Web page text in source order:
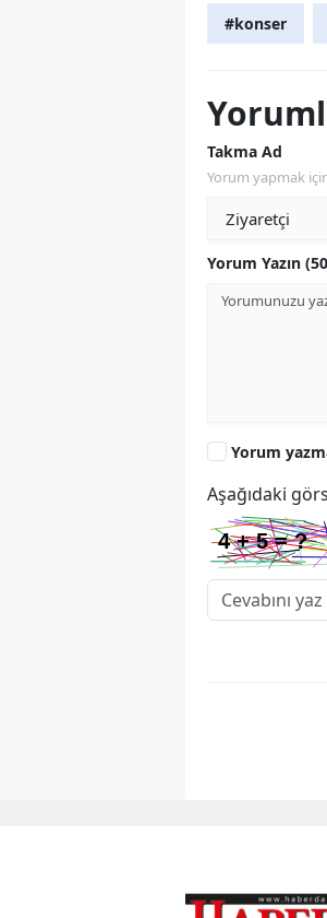
#konser
Takma Ad
Yorum yapmak
Yorum Yazın
Yorum
Aşağıdaki